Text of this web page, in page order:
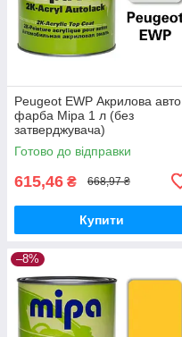
Peugeot EWP Акрилова авто
фарба Mipa 1 л (без
затверджувача)
Готово до відправки
615,46 ₴ 668,97 ₴
Купити
–8%